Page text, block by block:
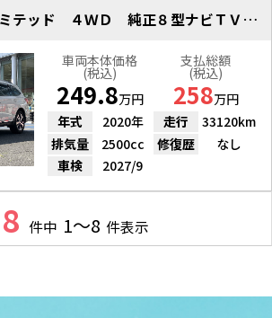
アウトバック リミテッド ４ＷＤ 純正８型ナビＴＶ Ｂカメラ
車両本体価格
(税込)
249.8万円
支払総額
(税込)
258万円
年式
2020年 走行
33120km
排気量
2500cc 修復歴
なし
車検
2027/9
8 件中 1～8 件表示